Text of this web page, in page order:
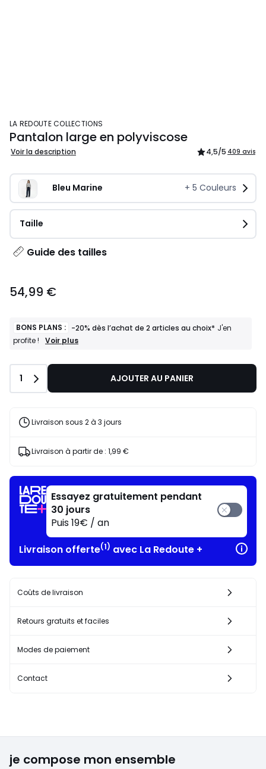
LA REDOUTE COLLECTIONS
Pantalon large en polyviscose
Voir la description 4,5/5 409 avis
Bleu Marine + 5 Couleurs
Taille
Guide des tailles
54,99 €
BONS PLANS : -20% dès l’achat de 2 articles au choix* J'en
profite !
BONS
-20%
l’achat
articles
J'en
Voir plus
Quantité
1 AJOUTER AU PANIER
Livraison sous 2 à 3 jours
Livraison à partir de : 1,99 €
Essayez gratuitement pendant
30 jours
Puis 19€ / an
Livraison offerte(1) avec La Redoute +
Coûts de livraison
Retours gratuits et faciles
Modes de paiement
Contact
je compose mon ensemble